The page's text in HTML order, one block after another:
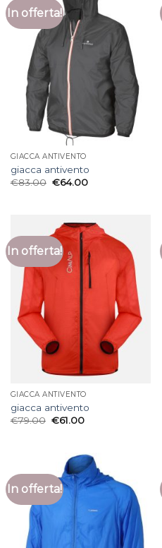
In offerta!
GIACCA ANTIVENTO
giacca antivento
€83.00 €64.00
In offerta!
GIACCA ANTIVENTO
giacca antivento
€79.00 €61.00
In offerta!